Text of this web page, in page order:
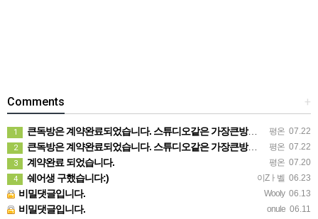
+
Comments
평온 07.22
1 큰독방은 계약완료되었습니다. 스튜디오같은 가장큰방을 2인동시 또는 혼자서 큰독방으로도 즉시입주 가능합니다.
평온 07.22
2 큰독방은 계약완료되었습니다. 스튜디오같은 가장큰방을 2인동시 또는 혼자서 큰독방으로도 즉시입주 가능합니다.
평온 07.20
3 계약완료 되었습니다.
이Zㅏ벨 06.23
4 쉐어생 구했습니다:)
Wooly 06.13
비밀댓글입니다.
onule 06.11
비밀댓글입니다.